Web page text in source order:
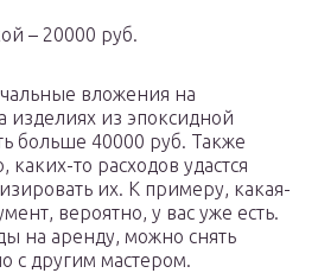
– 20000 руб.
вложения на
изделиях из эпоксидной
больше 40000 руб. Также
то расходов удастся
их. К примеру, какая-
вероятно, у вас уже есть.
на аренду, можно снять
с другим мастером.